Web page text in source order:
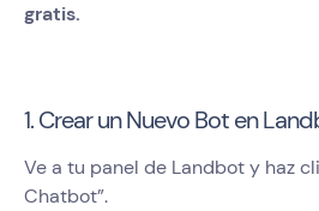
gratis.
1. Crear un Nuevo Bot en
Ve a tu panel de Landbot y haz
Chatbot”.